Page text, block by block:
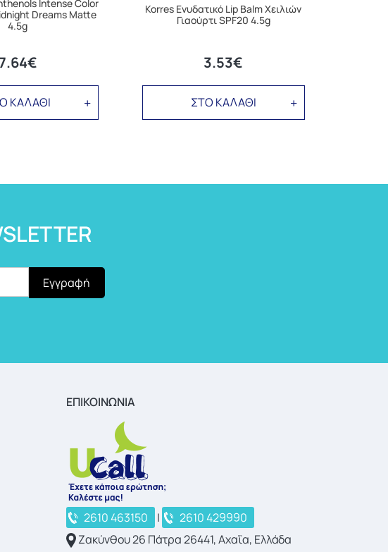
Intense Color
Dreams Matte
4.5g
ΚΑΛΑΘΙ
Korres Ενυδατικό Lip Balm Χειλιών
Γιαούρτι SPF20 4.5g
3.53€
ΣΤΟ ΚΑΛΑΘΙ
ΕΠΙΚΟΙΝΩΝΙΑ
2610 463150 |
2610 429990
Ζακύνθου 26 Πάτρα 26441, Αχαΐα, Ελλάδα